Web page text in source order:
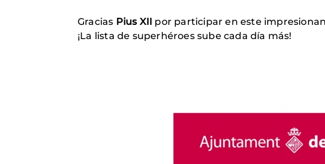
Gracias Pius XII por participar en este
¡La lista de superhéroes sube cada día más!